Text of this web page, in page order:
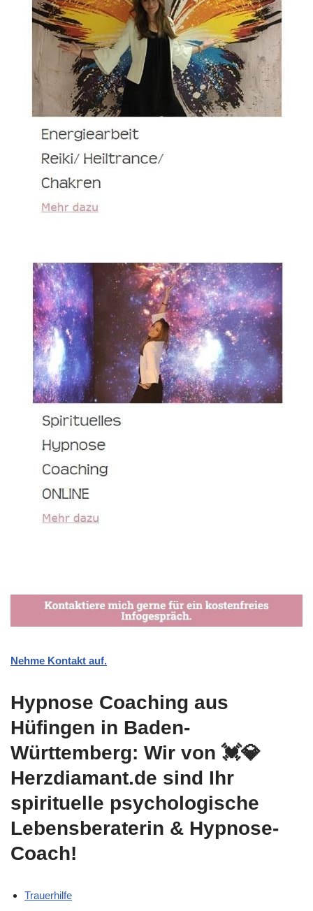
Nehme Kontakt auf.
Hypnose Coaching aus
Hüfingen in Baden-
Württemberg: Wir von 💓️💎
Herzdiamant.de sind Ihr
spirituelle psychologische
Lebensberaterin & Hypnose-
Coach!
Trauerhilfe